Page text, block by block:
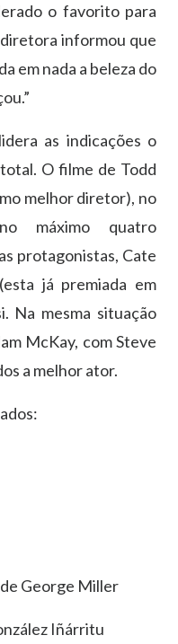
o favorito para
informou que
em nada a beleza do
as indicações o
O filme de Todd
melhor diretor), no
máximo quatro
protagonistas, Cate
já premiada em
Na mesma situação
McKay, com Steve
a melhor ator.
de George Miller
Iñárritu